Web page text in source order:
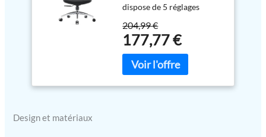
dispose de 5 réglages
à trouver la position assise
la plus confortable pour de
longues périodes de temps.
Le dossier réglable, le
204,99 €
177,77 €
Design et matériaux